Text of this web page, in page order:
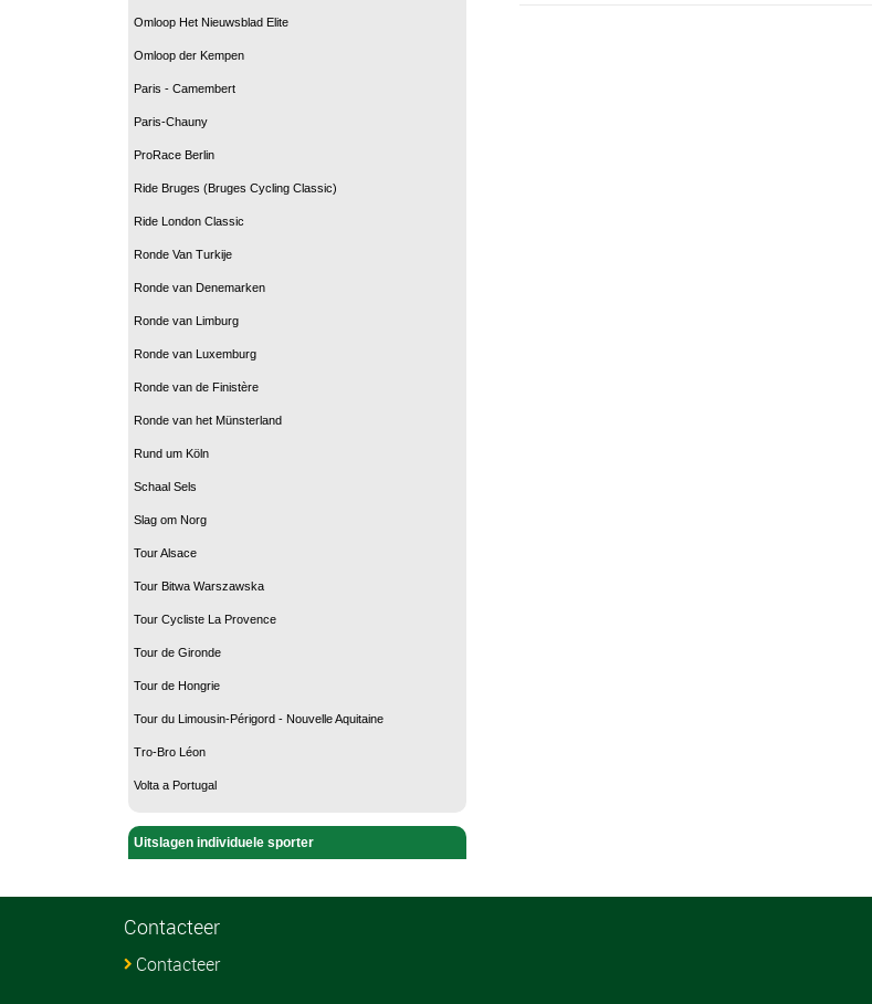
Omloop Het Nieuwsblad Elite
Omloop der Kempen
Paris - Camembert
Paris-Chauny
ProRace Berlin
Ride Bruges (Bruges Cycling Classic)
Ride London Classic
Ronde Van Turkije
Ronde van Denemarken
Ronde van Limburg
Ronde van Luxemburg
Ronde van de Finistère
Ronde van het Münsterland
Rund um Köln
Schaal Sels
Slag om Norg
Tour Alsace
Tour Bitwa Warszawska
Tour Cycliste La Provence
Tour de Gironde
Tour de Hongrie
Tour du Limousin-Périgord - Nouvelle Aquitaine
Tro-Bro Léon
Volta a Portugal
Uitslagen individuele sporter
Contacteer
Contacteer